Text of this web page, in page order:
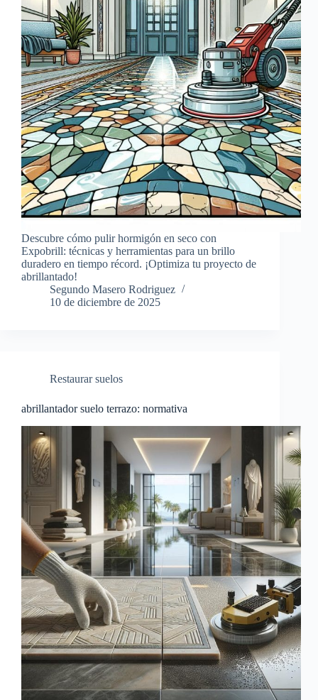
Descubre cómo pulir hormigón en seco con
Expobrill: técnicas y herramientas para un brillo
duradero en tiempo récord. ¡Optimiza tu proyecto de
abrillantado!
Segundo Masero Rodriguez
10 de diciembre de 2025
Restaurar suelos
abrillantador suelo terrazo: normativa